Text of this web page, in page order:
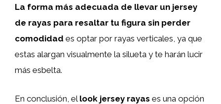
La forma más adecuada de llevar un jersey
de rayas para resaltar tu figura sin perder
comodidad es optar por rayas verticales, ya que
estas alargan visualmente la silueta y te harán lucir
más esbelta.
En conclusión, el look jersey rayas es una opción